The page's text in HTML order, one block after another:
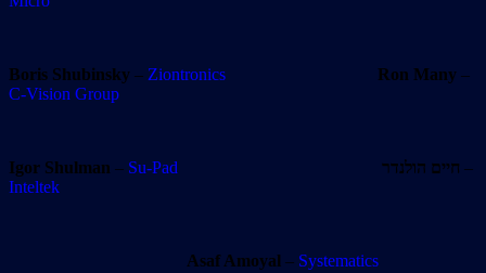
Boris Shubinsky – Ziontronics Ron Many –
C-Vision Group
Igor Shulman – Su-Pad חיים הולנדר –
Inteltek
Asaf Amoyal – Systematics